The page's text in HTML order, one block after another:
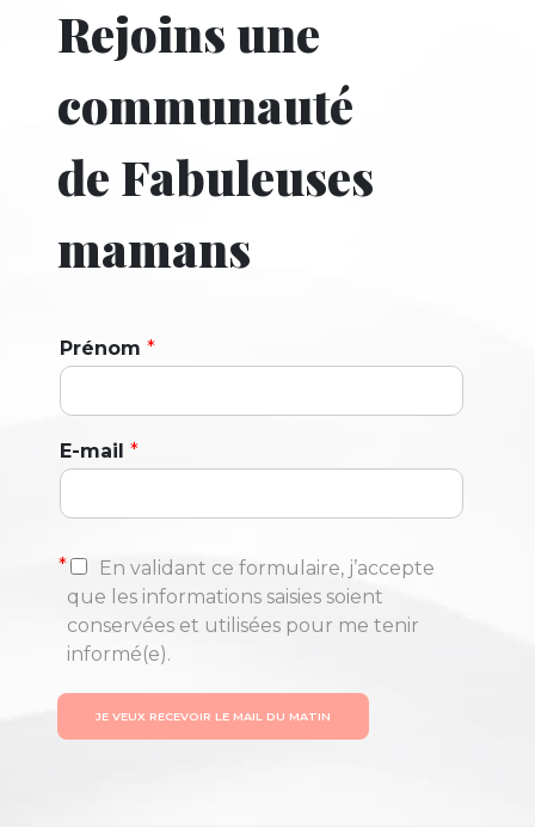
Rejoins une
communauté
de Fabuleuses
mamans
Prénom *
E-mail *
*
En validant ce formulaire, j’accepte
que les informations saisies soient
conservées et utilisées pour me tenir
informé(e).
JE VEUX RECEVOIR LE MAIL DU MATIN